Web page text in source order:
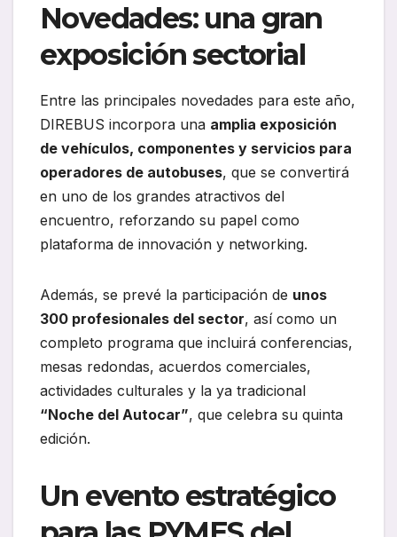
Novedades: una gran
exposición sectorial
Entre las principales novedades para este año,
DIREBUS incorpora una amplia exposición
de vehículos, componentes y servicios para
operadores de autobuses, que se convertirá
en uno de los grandes atractivos del
encuentro, reforzando su papel como
plataforma de innovación y networking.
Además, se prevé la participación de unos
300 profesionales del sector, así como un
completo programa que incluirá conferencias,
mesas redondas, acuerdos comerciales,
actividades culturales y la ya tradicional
“Noche del Autocar”, que celebra su quinta
edición.
Un evento estratégico